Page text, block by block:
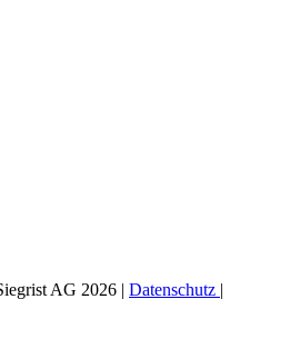
AG 2026 | Datenschutz